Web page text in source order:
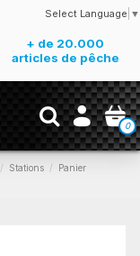
Select Language ▼
+ de 20.000
articles de pêche
0
Stations
Panier